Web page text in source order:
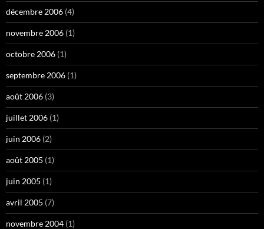
décembre 2006 (4)
novembre 2006 (1)
octobre 2006 (1)
septembre 2006 (1)
août 2006 (3)
juillet 2006 (1)
juin 2006 (2)
août 2005 (1)
juin 2005 (1)
avril 2005 (7)
novembre 2004 (1)